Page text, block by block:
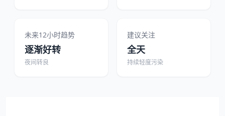
未来12小时趋势
逐渐好转
夜间转良
建议关注
全天
持续轻度污染